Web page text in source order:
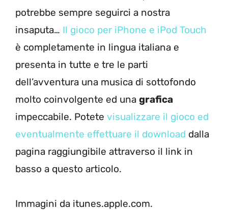
potrebbe sempre seguirci a nostra
insaputa… Il gioco per iPhone e iPod Touch
è completamente in lingua italiana e
presenta in tutte e tre le parti
dell’avventura una musica di sottofondo
molto coinvolgente ed una grafica
impeccabile. Potete visualizzare il gioco ed
eventualmente effettuare il download dalla
pagina raggiungibile attraverso il link in
basso a questo articolo.
Immagini da itunes.apple.com.